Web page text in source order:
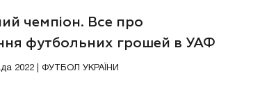
чемпіон. Все про
футбольних грошей в УАФ
Ексклюзив
2022 | ФУТБОЛ УКРАЇНИ